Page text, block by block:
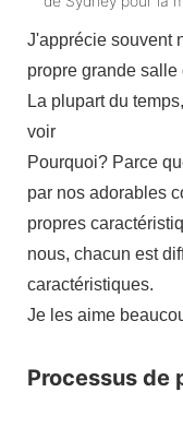
J'apprécie souvent
propre grande salle
La plupart du
voir
Pourquoi? Parce
par nos adorables
propres
nous, chacun est
caractéristiques.
Je les aime
Processus de